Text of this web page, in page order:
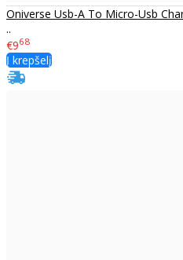
Oniverse Usb-A To Micro-Usb
..
€968
Į krepšelį